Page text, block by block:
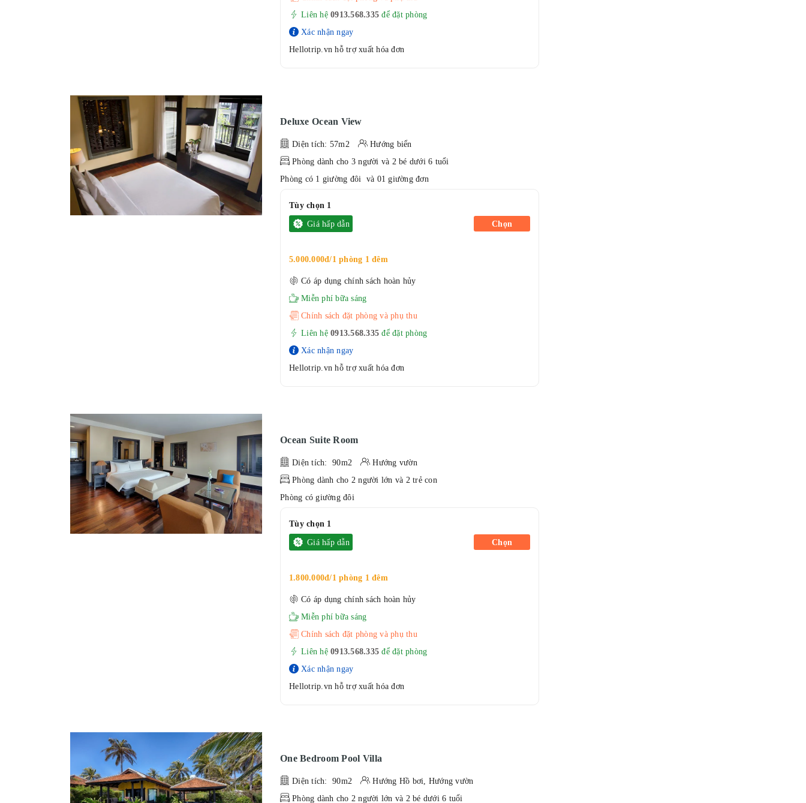
Liên hệ 0913.568.335 để đặt phòng
Xác nhận ngay
Hellotrip.vn hỗ trợ xuất hóa đơn
Deluxe Ocean View
Diện tích: 57m2
Hướng biển
Phòng dành cho 3 người và 2 bé dưới 6 tuổi
Phòng có 1 giường đôi và 01 giường đơn
Tùy chọn 1
Giá hấp dẫn
5.000.000đ/1 phòng 1 đêm
Có áp dụng chính sách hoàn hủy
Miễn phí bữa sáng
Chính sách đặt phòng và phụ thu
Liên hệ 0913.568.335 để đặt phòng
Xác nhận ngay
Hellotrip.vn hỗ trợ xuất hóa đơn
Chọn
Ocean Suite Room
Diện tích: 90m2
Hướng vườn
Phòng dành cho 2 người lớn và 2 trẻ con
Phòng có giường đôi
Tùy chọn 1
Giá hấp dẫn
1.800.000đ/1 phòng 1 đêm
Có áp dụng chính sách hoàn hủy
Miễn phí bữa sáng
Chính sách đặt phòng và phụ thu
Liên hệ 0913.568.335 để đặt phòng
Xác nhận ngay
Hellotrip.vn hỗ trợ xuất hóa đơn
Chọn
One Bedroom Pool Villa
Diện tích: 90m2
Hướng Hồ bơi, Hướng vườn
Phòng dành cho 2 người lớn và 2 bé dưới 6 tuổi